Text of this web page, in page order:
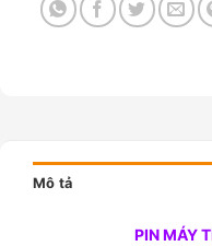
Mô tả
PIN MÁY